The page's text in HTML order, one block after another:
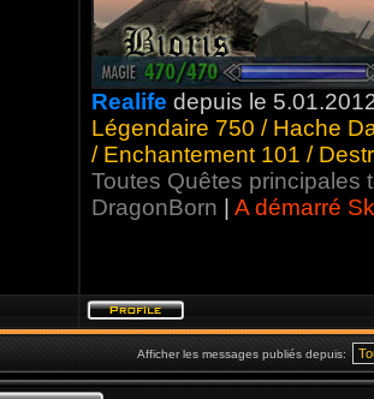
Realife depuis le
Légendaire 750 / Hache
/ Enchantement 101 /
Toutes Quêtes principales
DragonBorn
A démarré
Afficher les messages publiés depuis: